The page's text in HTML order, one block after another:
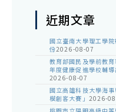
近期文章
國立臺南大學理工學
份2026-08-07
教育部國民及學前教
年度健康促進學校輔
2026-08-07
國立高雄科技大學海
模創客大賽」 2026-